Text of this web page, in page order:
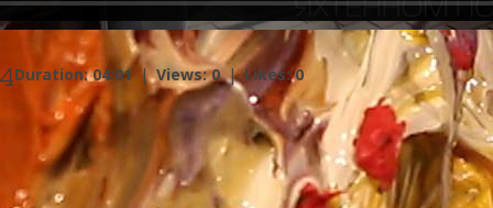
Duration: 04:01 |Views: 0 |Likes: 0